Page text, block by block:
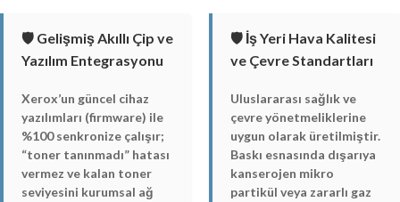
🛡️ Gelişmiş Akıllı Çip ve
Yazılım Entegrasyonu
Xerox’un güncel cihaz
yazılımları (firmware) ile
%100 senkronize çalışır;
“toner tanınmadı” hatası
vermez ve kalan toner
seviyesini kurumsal ağ
🛡️ İş Yeri Hava Kalitesi
ve Çevre Standartları
Uluslararası sağlık ve
çevre yönetmeliklerine
uygun olarak üretilmiştir.
Baskı esnasında dışarıya
kanserojen mikro
partikül veya zararlı gaz